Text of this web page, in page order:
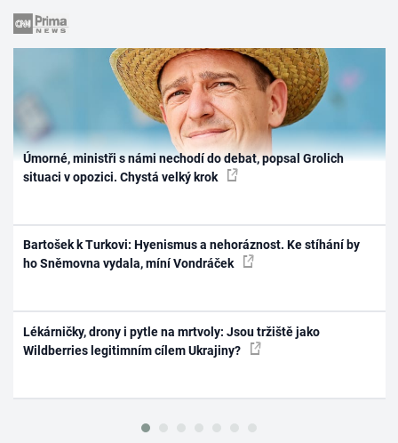
Úmorné, ministři s námi nechodí do debat, popsal Grolich
situaci v opozici. Chystá velký krok
Bartošek k Turkovi: Hyenismus a nehoráznost. Ke stíhání by
ho Sněmovna vydala, míní Vondráček
Lékárničky, drony i pytle na mrtvoly: Jsou tržiště jako
Wildberries legitimním cílem Ukrajiny?